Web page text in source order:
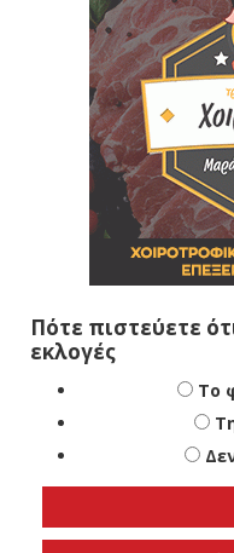
Πότε πιστεύετε
εκλογές
Το